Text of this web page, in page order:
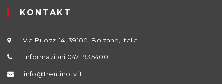
KONTAKT
Via Buozzi 14, 39100, Bolzano, Italia
Informazioni 0471 935400
info@trentinotv.it